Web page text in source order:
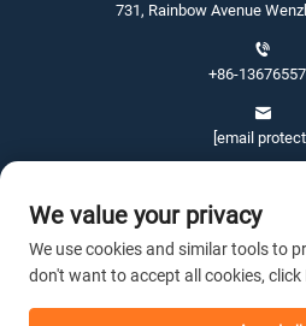
731, Rainbow Avenue
+86-
[email
We value your privacy
We use cookies and similar tools to
don't want to accept all cookies, click